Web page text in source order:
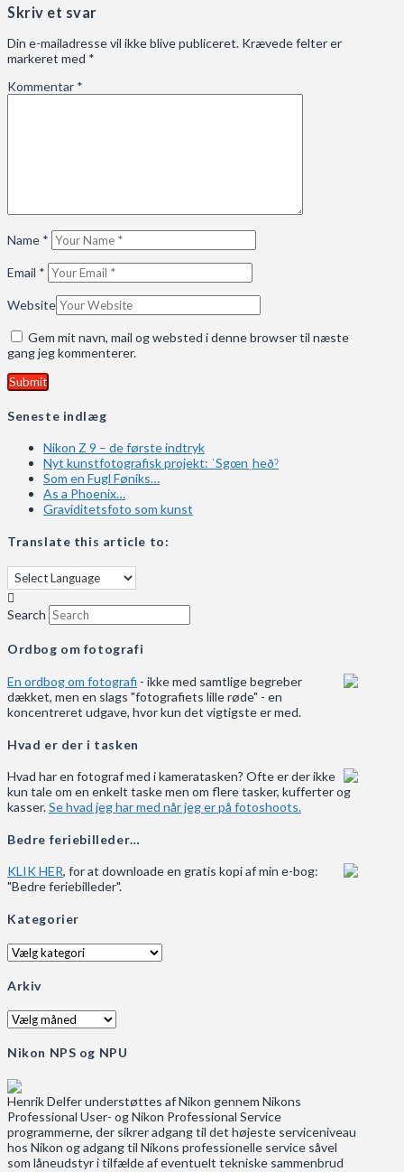
Skriv et svar
Din e-mailadresse vil ikke blive publiceret. Krævede felter er
markeret med *
Kommentar *
Name *
Email *
Website
Gem mit navn, mail og websted i denne browser til næste
gang jeg kommenterer.
Seneste indlæg
Nikon Z 9 – de første indtryk
Nyt kunstfotografisk projekt: ˈSgœnˌheðˀ
Som en Fugl Føniks…
As a Phoenix…
Graviditetsfoto som kunst
Translate this article to:
Search
Ordbog om fotografi
En ordbog om fotografi - ikke med samtlige begreber
dækket, men en slags "fotografiets lille røde" - en
koncentreret udgave, hvor kun det vigtigste er med.
Hvad er der i tasken
Hvad har en fotograf med i kameratasken? Ofte er der ikke
kun tale om en enkelt taske men om flere tasker, kufferter og
kasser.Se hvad jeg har med når jeg er på fotoshoots.
Bedre feriebilleder…
KLIK HER, for at downloade en gratis kopi af min e-bog:
"Bedre feriebilleder".
Kategorier
Kategorier
Arkiv
Arkiv
Nikon NPS og NPU
Henrik Delfer understøttes af Nikon gennem Nikons
Professional User- og Nikon Professional Service
programmerne, der sikrer adgang til det højeste serviceniveau
hos Nikon og adgang til Nikons professionelle service såvel
som låneudstyr i tilfælde af eventuelt tekniske sammenbrud